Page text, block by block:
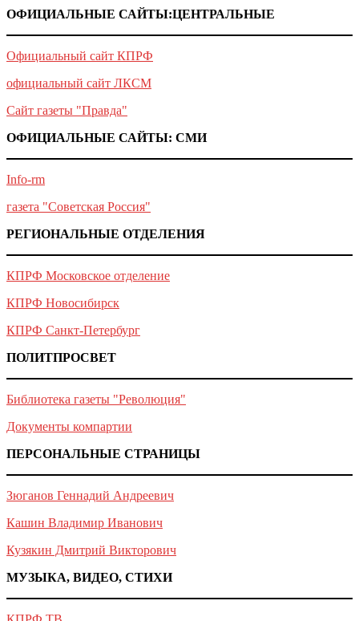
ОФИЦИАЛЬНЫЕ САЙТЫ:ЦЕНТРАЛЬНЫЕ
Официальный сайт КПРФ
официальный сайт ЛКСМ
Сайт газеты "Правда"
ОФИЦИАЛЬНЫЕ САЙТЫ: СМИ
Info-rm
газета "Советская Россия"
РЕГИОНАЛЬНЫЕ ОТДЕЛЕНИЯ
КПРФ Московское отделение
КПРФ Новосибирск
КПРФ Санкт-Петербург
ПОЛИТПРОСВЕТ
Библиотека газеты "Революция"
Документы компартии
ПЕРСОНАЛЬНЫЕ СТРАНИЦЫ
Зюганов Геннадий Андреевич
Кашин Владимир Иванович
Кузякин Дмитрий Викторович
МУЗЫКА, ВИДЕО, СТИХИ